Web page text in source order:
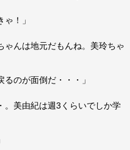
！」
ゃんは地元だもんね。美玲ちゃ
のが面倒だ・・・」
。美由紀は週3くらいでしか学